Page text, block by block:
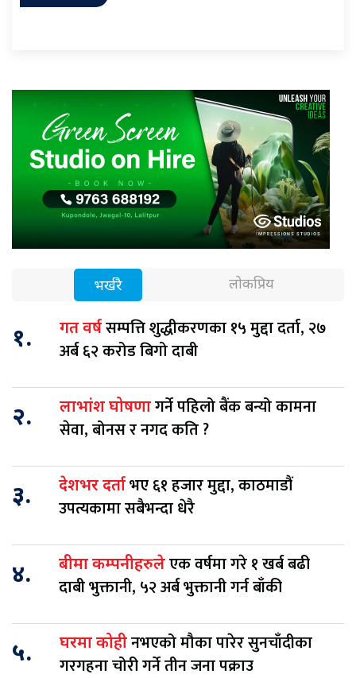
भर्खरै लोकप्रिय
१. गत वर्षसम्पत्ति शुद्धीकरणका १५ मुद्दा दर्ता, २७
अर्ब ६२ करोड बिगो दाबी
२. लाभांश घोषणागर्ने पहिलो बैंक बन्यो कामना
सेवा, बोनस र नगद कति ?
३. देशभर दर्ताभए ६१ हजार मुद्दा, काठमाडौं
उपत्यकामा सबैभन्दा धेरै
४. बीमा कम्पनीहरुलेएक वर्षमा गरे १ खर्ब बढी
दाबी भुक्तानी, ५२ अर्ब भुक्तानी गर्न बाँकी
५. घरमा कोहीनभएको मौका पारेर सुनचाँदीका
गरगहना चोरी गर्ने तीन जना पक्राउ